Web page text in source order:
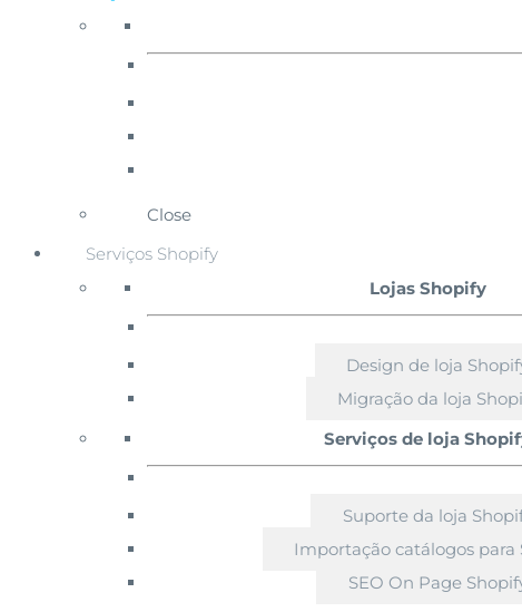
Close
Serviços Shopify
Lojas Shopify
Design de loja
Migração da loja
Serviços de loja
Suporte da loja
Importação catálogos para
SEO On Page